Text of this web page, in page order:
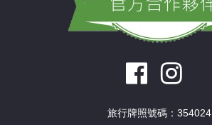
旅行牌照號碼：354024